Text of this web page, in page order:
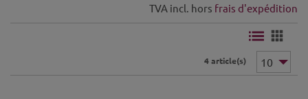
TVA incl. hors frais d'expédition
4 article(s)